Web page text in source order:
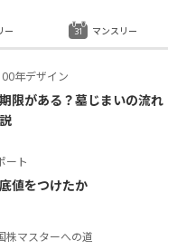
年デザイン
限がある？墓じまいの流れ
ート
値をつけたか
株マスターへの道
ー マンスリー